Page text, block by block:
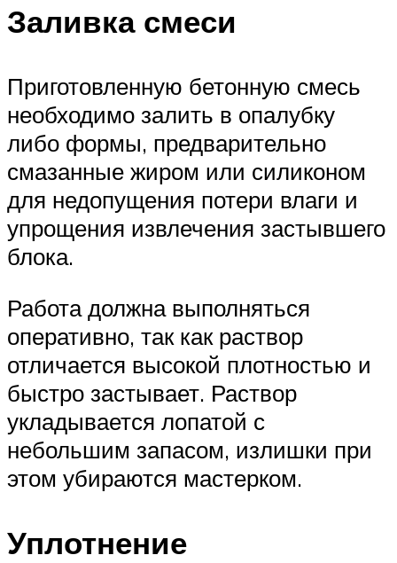
Заливка смеси
Приготовленную бетонную смесь
необходимо залить в опалубку
либо формы, предварительно
смазанные жиром или силиконом
для недопущения потери влаги и
упрощения извлечения застывшего
блока.
Работа должна выполняться
оперативно, так как раствор
отличается высокой плотностью и
быстро застывает. Раствор
укладывается лопатой с
небольшим запасом, излишки при
этом убираются мастерком.
Уплотнение